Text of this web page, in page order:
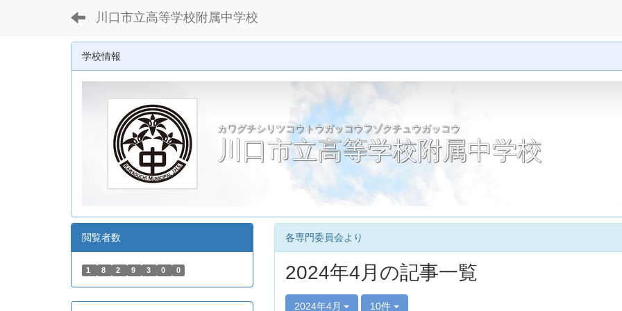
川口市立高等学校附属中学校
学校情報
カワグチシリツコウトウガッコウフゾクチュウガッコウ
川口市立高等学校附属中学校
各専門委員会より
2024年4月の記事一覧
2024年4月 10件
閲覧者数
1 8 2 9 3 0 0